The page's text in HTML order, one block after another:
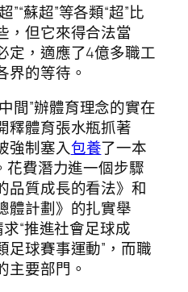
”“蘇超”等各類“超”比
，但它來得合法當
定，適應了4億多職工
界的等待。
間”辦體育理念的實在
釋體育張水瓶抓著
強制塞入包養了一本
費潛力進一個步驟
品質成長的看法》和
體計劃》的扎實舉
“推進社會足球成
足球賽事運動”，而職
主要部門。